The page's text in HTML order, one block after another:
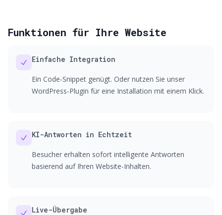
Funktionen für Ihre Website
Einfache Integration
Ein Code-Snippet genügt. Oder nutzen Sie unser
WordPress-Plugin für eine Installation mit einem Klick.
KI-Antworten in Echtzeit
Besucher erhalten sofort intelligente Antworten
basierend auf Ihren Website-Inhalten.
Live-Übergabe